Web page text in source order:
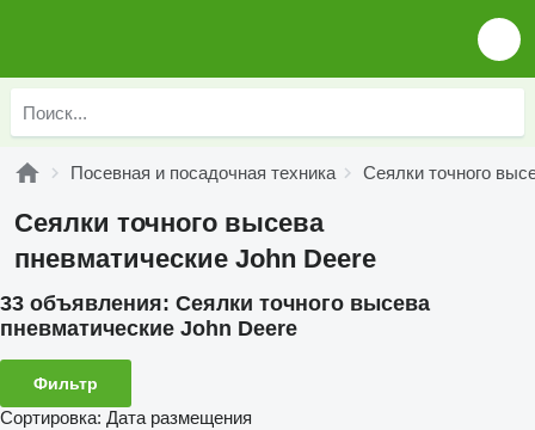
Посевная и посадочная техника Сеялки точного
Сеялки точного высева
пневматические John Deere
33 объявления: Сеялки точного высева
пневматические John Deere
Фильтр
Сортировка: Дата размещения